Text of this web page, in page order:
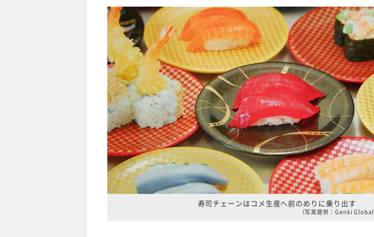
寿司チェーンはコメ生産へ前のめりに乗り出す
（写真提供：Genki